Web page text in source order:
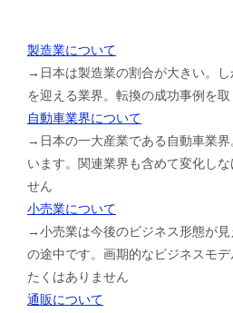
製造業について
→日本は製造業の割合が大きい。
を迎える業界。転換の成功事例を
自動車業界について
→日本の一大産業である自動車業
います。関連業界も含めて変化し
せん
小売業について
→小売業は今後のビジネス形態が
の途中です。画期的なビジネスモ
たくはありません
通販について